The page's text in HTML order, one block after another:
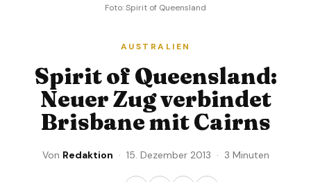
Foto: Spirit of Queensland
AUSTRALIEN
Spirit of Queensland:
Neuer Zug verbindet
Brisbane mit Cairns
Von Redaktion · 15. Dezember 2013 · 3 Minuten